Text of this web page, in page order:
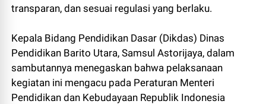
transparan, dan sesuai regulasi yang berlaku.
Kepala Bidang Pendidikan Dasar (Dikdas) Dinas
Pendidikan Barito Utara, Samsul Astorijaya, dalam
sambutannya menegaskan bahwa pelaksanaan
kegiatan ini mengacu pada Peraturan Menteri
Pendidikan dan Kebudayaan Republik Indonesia